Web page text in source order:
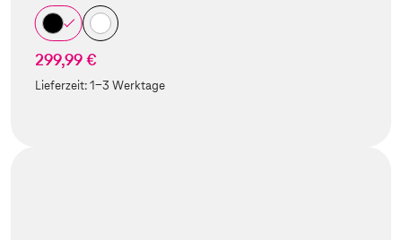
299,99 €
Lieferzeit:1-3 Werktage